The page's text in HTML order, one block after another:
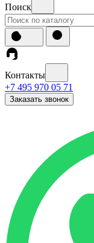
Поиск
Контакты
+7 495 970 05 71
Заказать звонок